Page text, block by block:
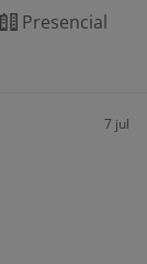
Presencial
7 jul